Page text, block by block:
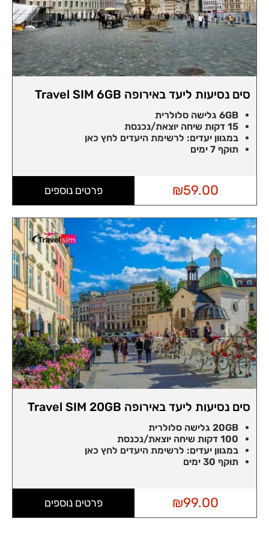
סים נסיעות ליעד באירופה Travel SIM 6GB
6GB גלישה סלולרית
15 דקות שיחה יוצאת/נכנסת
במגוון יעדים: לרשימת היעדים לחץ כאן
תוקף 7 ימים
₪59.00 פרטים נוספים
סים נסיעות ליעד באירופה Travel SIM 20GB
20GB גלישה סלולרית
100 דקות שיחה יוצאת/נכנסת
במגוון יעדים: לרשימת היעדים לחץ כאן
תוקף 30 ימים
₪99.00 פרטים נוספים